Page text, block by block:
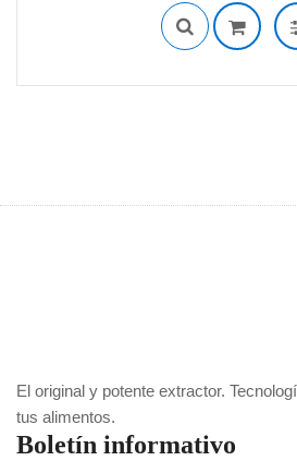
El original y potente extractor.
tus alimentos.
Boletín informativo